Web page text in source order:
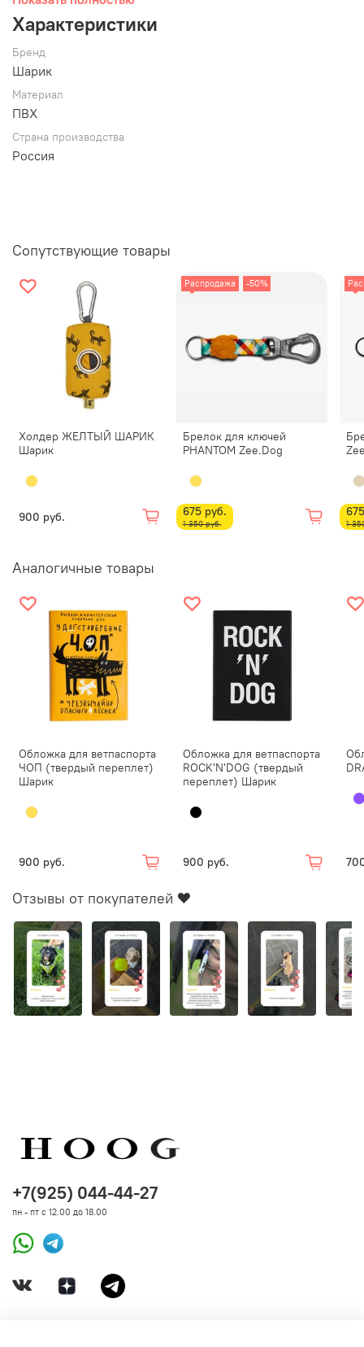
Характеристики:
Материал — ПВХ.
Обложка не даст паспорту, справкам и рецептам
помяться или испачкаться. Да и просто приятно
предъявить паспорт в такой обложке на таможне или в
регистратуре ветклиники!
Характеристики
Бренд
Шарик
Материал
ПВХ
Страна производства
Россия
Сопутствующие товары
Холдер ЖЕЛТЫЙ ШАРИК
Шарик
900 руб.
Распродажа -50%
Брелок для ключей
PHANTOM Zee.Dog
675 руб.
1 350 руб. 1
Аналогичные товары
Обложка для ветпаспорта
ЧОП (твердый переплет)
Шарик
900 руб.
Обложка для ветпаспорта
ROCK'N'DOG (твердый
переплет) Шарик
900 руб.
Отзывы от покупателей ❤️
+7(925) 044-44-27
пн - пт с 12.00 до 18.00